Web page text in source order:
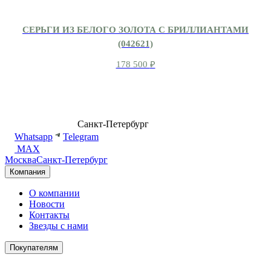
СЕРЬГИ ИЗ БЕЛОГО ЗОЛОТА С БРИЛЛИАНТАМИ
(042621)
178 500 ₽
Санкт-Петербург
Whatsapp
Telegram
MAX
МоскваСанкт-Петербург
Компания
О компании
Новости
Контакты
Звезды с нами
Покупателям